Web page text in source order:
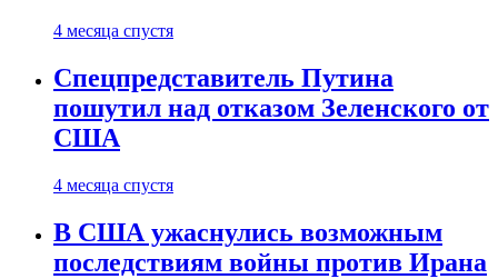
4 месяца спустя
Спецпредставитель Путина
пошутил над отказом Зеленского от
США
4 месяца спустя
В США ужаснулись возможным
последствиям войны против Ирана